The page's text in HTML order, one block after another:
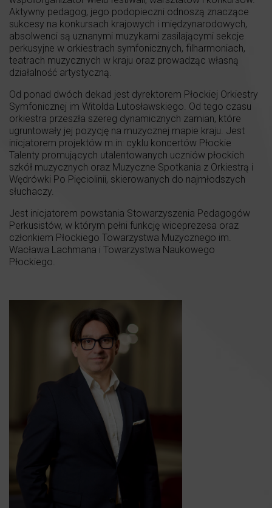
Aktywny pedagog, jego podopieczni odnoszą znaczące
sukcesy na konkursach krajowych i międzynarodowych,
absolwenci są uznanymi muzykami zasilającymi sekcje
perkusyjne w orkiestrach symfonicznych, filharmoniach,
teatrach muzycznych w kraju oraz prowadząc własną
działalność artystyczną.
Od ponad dwóch dekad jest dyrektorem Płockiej Orkiestry
Symfonicznej im Witolda Lutosławskiego. Od tego czasu
orkiestra przeszła szereg dynamicznych zamian, które
ugruntowały jej pozycję na muzycznej mapie kraju. Jest
inicjatorem projektów m.in: cyklu koncertów Płockie
Talenty promujących utalentowanych uczniów płockich
szkół muzycznych oraz Muzyczne Spotkania z Orkiestrą i
Wędrówki Po Pięciolinii, skierowanych do najmłodszych
słuchaczy.
Jest inicjatorem powstania Stowarzyszenia Pedagogów
Perkusistów, w którym pełni funkcję wiceprezesa oraz
członkiem Płockiego Towarzystwa Muzycznego im.
Wacława Lachmana i Towarzystwa Naukowego
Płockiego.